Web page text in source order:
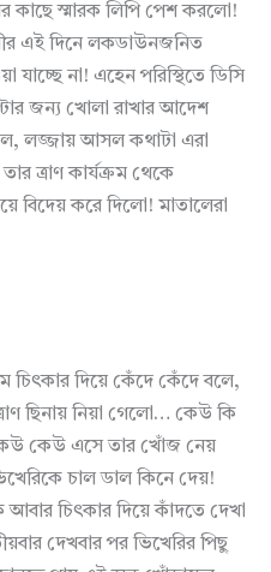
কাছে স্মারক লিপি পেশ করলো!
এই দিনে লকডাউনজনিত
যাচ্ছে না! এহেন পরিস্থিতে ডিসি
জন্য খোলা রাখার আদেশ
লজ্জায় আসল কথাটা এরা
ত্রাণ কার্যক্রম থেকে
বিদেয় করে দিলো! মাতালেরা
চিৎকার দিয়ে কেঁদে কেঁদে বলে,
ছিনায় নিয়া গেলো… কেউ কি
কেউ এসে তার খোঁজ নেয়
চাল ডাল কিনে দেয়!
চিৎকার দিয়ে কাঁদতে দেখা
দেখবার পর ভিখেরির পিছু